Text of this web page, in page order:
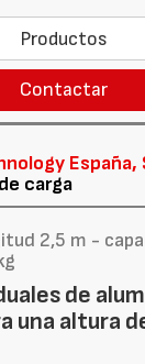
Productos
Contactar
España,
carga
2,5 m -
de
una altura